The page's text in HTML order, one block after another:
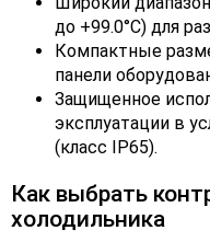
до +99.0°C) для
Компактные
панели
Защищенное
эксплуатации в
(класс IP65).
Как выбрать
холодильника